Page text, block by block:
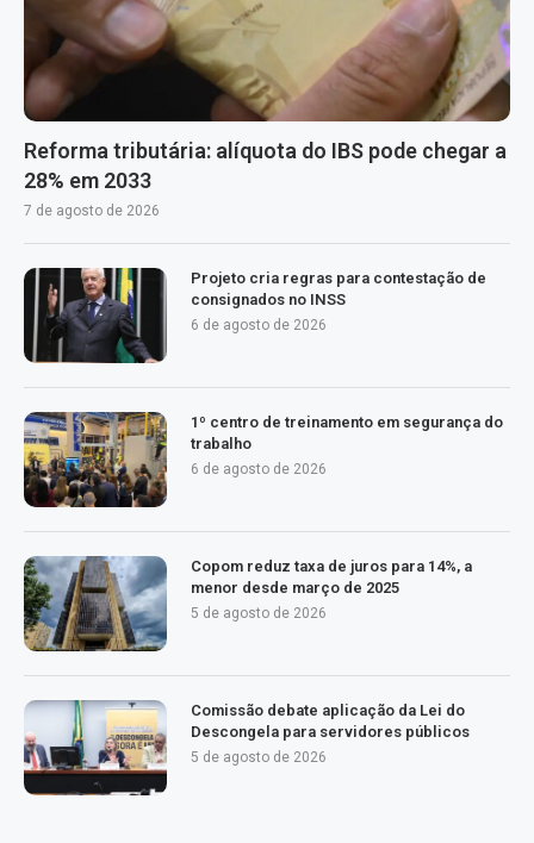
Reforma tributária: alíquota do IBS pode chegar a
28% em 2033
7 de agosto de 2026
Projeto cria regras para contestação de
consignados no INSS
6 de agosto de 2026
1º centro de treinamento em segurança do
trabalho
6 de agosto de 2026
Copom reduz taxa de juros para 14%, a
menor desde março de 2025
5 de agosto de 2026
Comissão debate aplicação da Lei do
Descongela para servidores públicos
5 de agosto de 2026